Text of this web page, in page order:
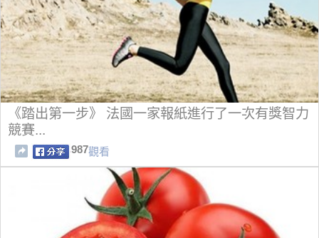
《踏出第一步》 法國一家報紙進行了一次有獎智力
競賽...
987觀看